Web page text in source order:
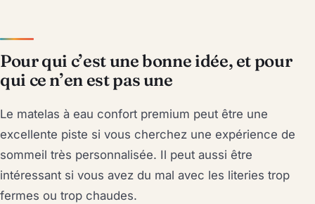
Pour qui c’est une bonne idée, et pour
qui ce n’en est pas une
Le matelas à eau confort premium peut être une
excellente piste si vous cherchez une expérience de
sommeil très personnalisée. Il peut aussi être
intéressant si vous avez du mal avec les literies trop
fermes ou trop chaudes.